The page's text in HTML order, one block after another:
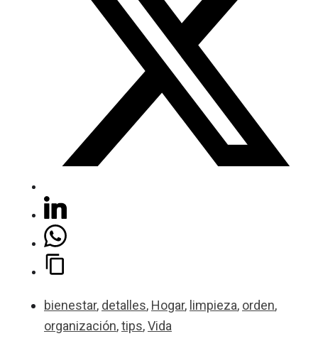
bienestar, detalles, Hogar, limpieza, orden,
organización,tips,Vida